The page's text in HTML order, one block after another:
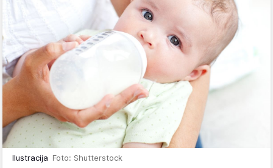
Ilustracija Foto: Shutterstock